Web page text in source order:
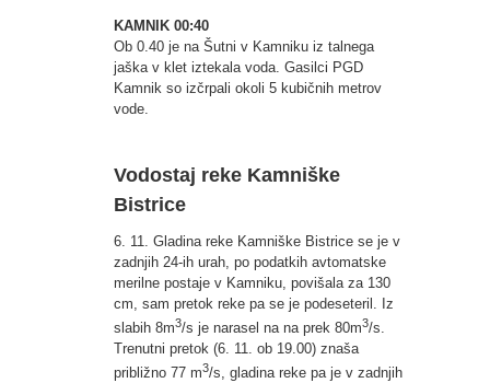
KAMNIK 00:40
Ob 0.40 je na Šutni v Kamniku iz talnega
jaška v klet iztekala voda. Gasilci PGD
Kamnik so izčrpali okoli 5 kubičnih metrov
vode.
Vodostaj reke Kamniške
Bistrice
6. 11. Gladina reke Kamniške Bistrice se je v
zadnjih 24-ih urah, po podatkih avtomatske
merilne postaje v Kamniku, povišala za 130
cm, sam pretok reke pa se je podeseteril. Iz
slabih 8m3/s je narasel na na prek 80m3/s.
Trenutni pretok (6. 11. ob 19.00) znaša
približno 77 m3/s, gladina reke pa je v zadnjih